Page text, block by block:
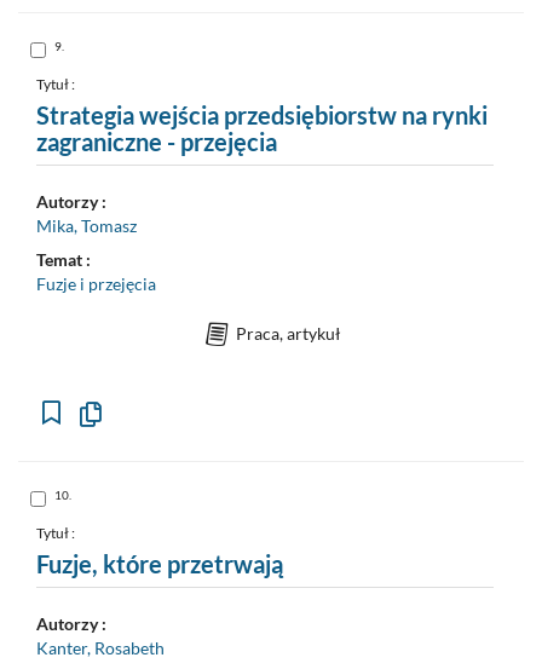
Skocz
do
nr
9
9.
Tytuł :
Strategia wejścia przedsiębiorstw na rynki
zagraniczne - przejęcia
Autorzy :
Mika, Tomasz
Temat :
Fuzje i przejęcia
Praca, artykuł
Kopiuj
Skocz
do
nr
10
10.
Tytuł :
Fuzje, które przetrwają
Autorzy :
Kanter, Rosabeth